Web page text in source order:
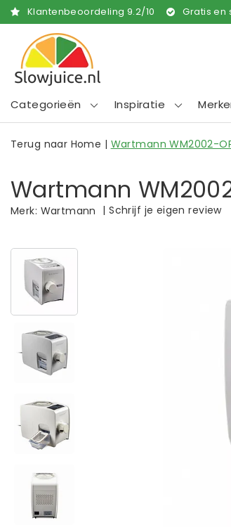
Klantenbeoordeling 9.2/10 Gratis en
Categorieën Inspiratie
Terug naar Home | Wartmann WM2002-
Wartmann
Merk: Wartmann |Schrijf je eigen review